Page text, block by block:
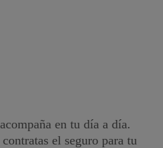
en tu día a día.
el seguro para tu